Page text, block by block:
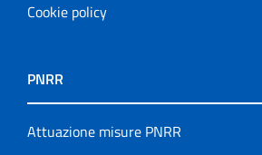
Cookie policy
PNRR
Attuazione misure PNRR